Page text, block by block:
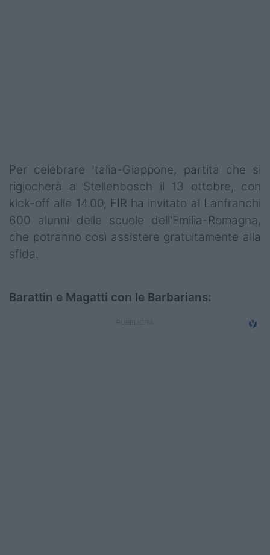
Per celebrare Italia-Giappone, partita che si
rigiocherà a Stellenbosch il 13 ottobre, con
kick-off alle 14.00, FIR ha invitato al Lanfranchi
600 alunni delle scuole dell'Emilia-Romagna,
che potranno così assistere gratuitamente alla
sfida.
Barattin e Magatti con le Barbarians: